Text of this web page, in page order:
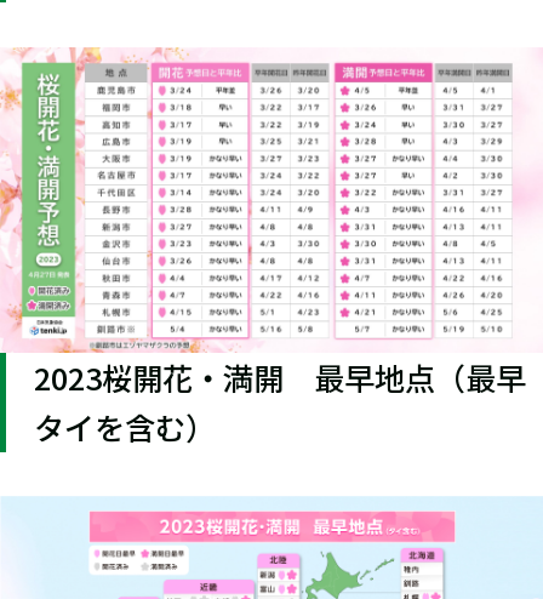
2023桜開花・満開 最早地点（最早
タイを含む）